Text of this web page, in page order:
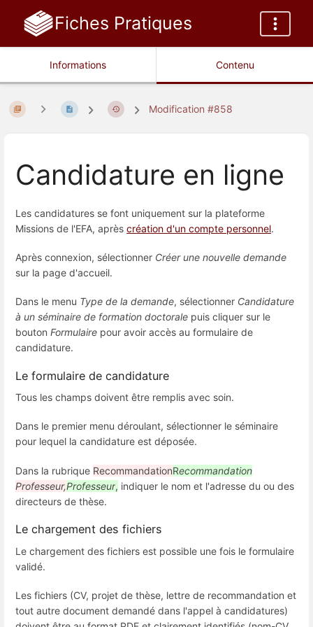
Fiches Pratiques
Informations Contenu
Modification #858
Candidature en ligne
Les candidatures se font uniquement sur la plateforme
Missions de l'EFA, après création d'un compte personnel.
Après connexion, sélectionner Créer une nouvelle demande
sur la page d'accueil.
Dans le menu Type de la demande, sélectionner Candidature
à un séminaire de formation doctorale puis cliquer sur le
bouton Formulaire pour avoir accès au formulaire de
candidature.
Le formulaire de candidature
Tous les champs doivent être remplis avec soin.
Dans le premier menu déroulant, sélectionner le séminaire
pour lequel la candidature est déposée.
Dans la rubrique RecommandationRecommandation
Professeur,Professeur, indiquer le nom et l'adresse du ou des
directeurs de thèse.
Le chargement des fichiers
Le chargement des fichiers est possible une fois le formulaire
validé.
Les fichiers (CV, projet de thèse, lettre de recommandation et
tout autre document demandé dans l'appel à candidatures)